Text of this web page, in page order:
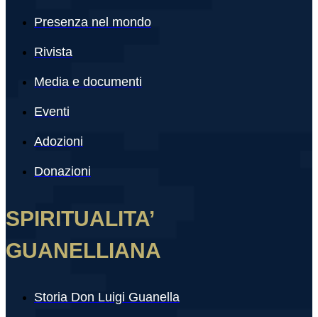
Presenza nel mondo
Rivista
Media e documenti
Eventi
Adozioni
Donazioni
SPIRITUALITA’
GUANELLIANA
Storia Don Luigi Guanella